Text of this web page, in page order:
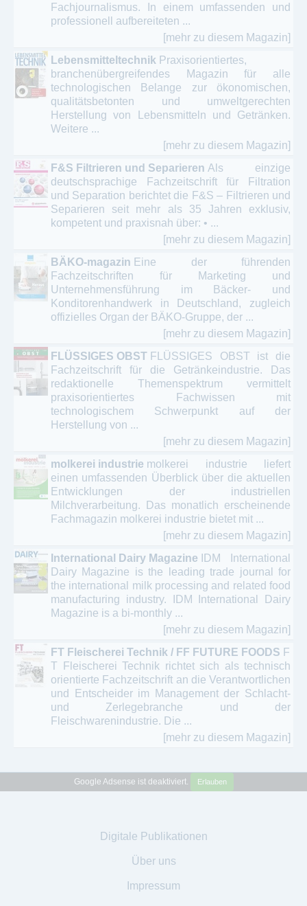
Fachjournalismus. In einem umfassenden und
professionell aufbereiteten ...
[mehr zu diesem Magazin]
Lebensmitteltechnik Praxisorientiertes,
branchenübergreifendes Magazin für alle
technologischen Belange zur ökonomischen,
qualitätsbetonten und umweltgerechten
Herstellung von Lebensmitteln und Getränken.
Weitere ...
[mehr zu diesem Magazin]
F&S Filtrieren und Separieren Als einzige
deutschsprachige Fachzeitschrift für Filtration
und Separation berichtet die F&S – Filtrieren und
Separieren seit mehr als 35 Jahren exklusiv,
kompetent und praxisnah über: • ...
[mehr zu diesem Magazin]
BÄKO-magazin Eine der führenden
Fachzeitschriften für Marketing und
Unternehmensführung im Bäcker- und
Konditorenhandwerk in Deutschland, zugleich
offizielles Organ der BÄKO-Gruppe, der ...
[mehr zu diesem Magazin]
FLÜSSIGES OBST FLÜSSIGES OBST ist die
Fachzeitschrift für die Getränkeindustrie. Das
redaktionelle Themenspektrum vermittelt
praxisorientiertes Fachwissen mit
technologischem Schwerpunkt auf der
Herstellung von ...
[mehr zu diesem Magazin]
molkerei industrie molkerei industrie liefert
einen umfassenden Überblick über die aktuellen
Entwicklungen der industriellen
Milchverarbeitung. Das monatlich erscheinende
Fachmagazin molkerei industrie bietet mit ...
[mehr zu diesem Magazin]
International Dairy Magazine
IDM International
Dairy Magazine is the leading trade journal for
the international milk processing and related food
manufacturing industry. IDM International Dairy
Magazine is a bi-monthly ...
[mehr zu diesem Magazin]
FT Fleischerei Technik / FF FUTURE FOODS F
T Fleischerei Technik richtet sich als technisch
orientierte Fachzeitschrift an die Verantwortlichen
und Entscheider im Management der Schlacht-
und Zerlegebranche und der
Fleischwarenindustrie. Die ...
[mehr zu diesem Magazin]
Google Adsense ist deaktiviert. Erlauben
Digitale Publikationen
Über uns
Impressum